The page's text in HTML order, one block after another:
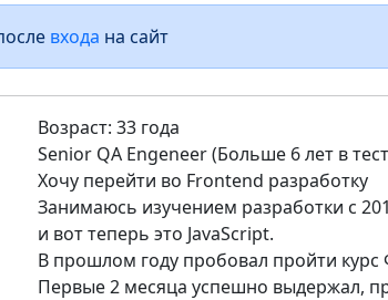
входа на сайт
Возраст: 33 года
Senior QA Engeneer (Больше 6 лет в
Хочу перейти во Frontend разработку
Занимаюсь изучением разработки с
и вот теперь это JavaScript.
В прошлом году пробовал пройти курс
Первые 2 месяца успешно выдержал,